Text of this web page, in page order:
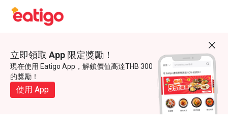
立即領取 App 限定獎勵！
現在使用 Eatigo App，解鎖價值高達THB 300
的獎勵！
使用 App